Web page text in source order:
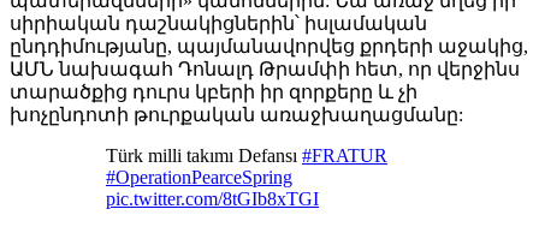
սիրիական դաշնակիցներին՝ իսլամական
ընդդիմությանը, պայմանավորվեց քրդերի աջակից,
ԱՄՆ նախագահ Դոնալդ Թրամփի հետ, որ վերջինս
տարածքից դուրս կբերի իր զորքերը և չի
խոչընդոտի թուրքական առաջխաղացմանը:
Türk milli takımı Defansı #FRATUR
#OperationPearceSpring
pic.twitter.com/8tGIb8xTGI